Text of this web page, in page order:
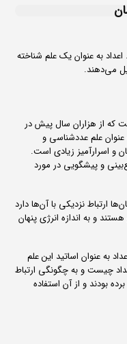
به عنوان یک علم شناخته
می‌دهند.
که از هزاران سال پیش در
علم عددشناسی و
و اسرارآمیز زیادی است.
طالع‌بینی و پیشگویی در مورد
ارتباط نزدیکی با آن‌ها دارد
و به اندازه انرژی پنهان
به عنوان اساتید این علم
چیست و به چگونگی ارتباط
بودند و از آن استفاده